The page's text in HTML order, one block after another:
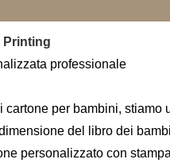
Printing
professionale
per bambini,
del libro dei
personalizzato con